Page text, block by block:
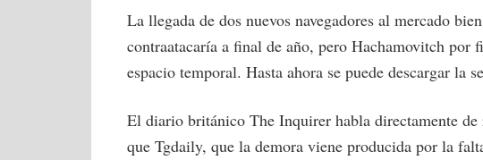
La llegada de dos nuevos navegadores al mercado
contraatacaría a final de año, pero Hachamovitch
espacio temporal. Hasta ahora se puede descargar la
El diario británico The Inquirer habla directamente
que Tgdaily, que la demora viene producida por la